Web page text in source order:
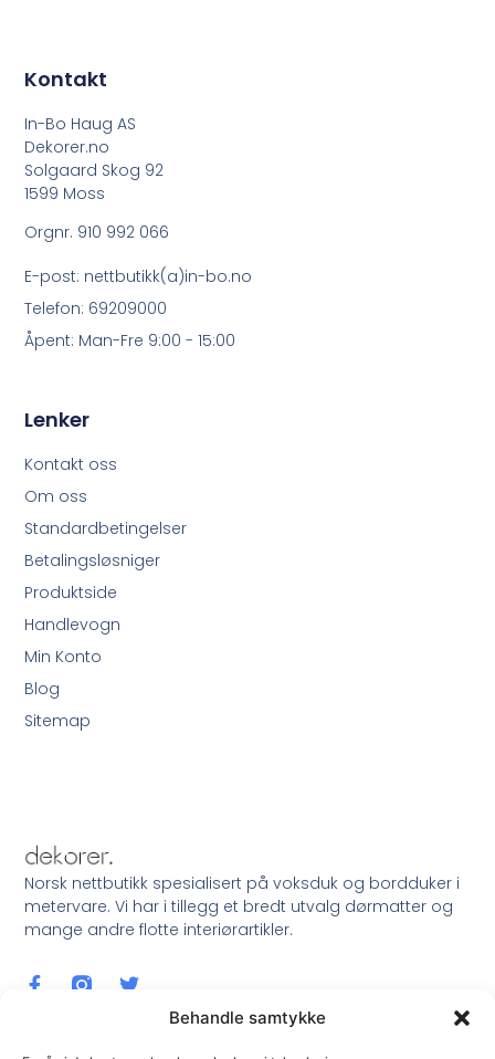
Behandle samtykke
Norsk nettbutikk spesialisert på voksduk og bordduker i
metervare. Vi har i tillegg et bredt utvalg dørmatter og
mange andre flotte interiørartikler.
Lenker
Kontakt oss
Om oss
Standardbetingelser
Betalingsløsniger
Produktside
Handlevogn
Min Konto
Blog
Sitemap
Kontakt
In-Bo Haug AS
Dekorer.no
Solgaard Skog 92
1599 Moss
Orgnr. 910 992 066
E-post: nettbutikk(a)in-bo.no
Telefon: 69209000
Åpent: Man-Fre 9:00 - 15:00